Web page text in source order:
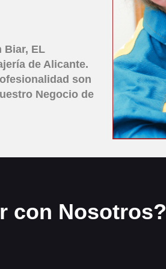
Biar, EL
de Alicante.
son
Negocio de
con Nosotros?